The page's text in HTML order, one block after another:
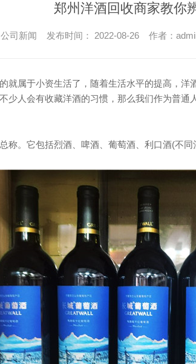
郑州洋酒回收商家教你
公司新闻 发布时间： 2022-08-26 作者：
就属于小资生活了，随着生活水平的提高，
少人会有收藏洋酒的习惯，那么我们作为普通
称。它包括烈酒、啤酒、葡萄酒、利口酒(不同